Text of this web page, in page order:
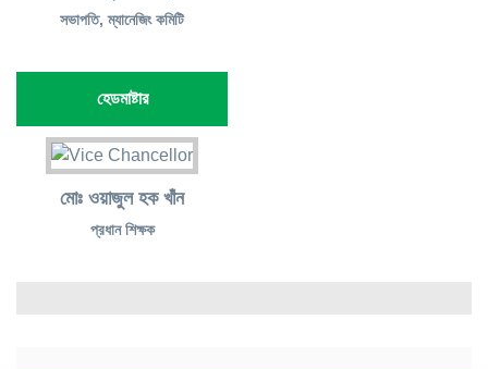
সভাপতি, ম্যানেজিং কমিটি
হেডমাষ্টার
মোঃ ওয়াজুল হক খাঁন
প্রধান শিক্ষক